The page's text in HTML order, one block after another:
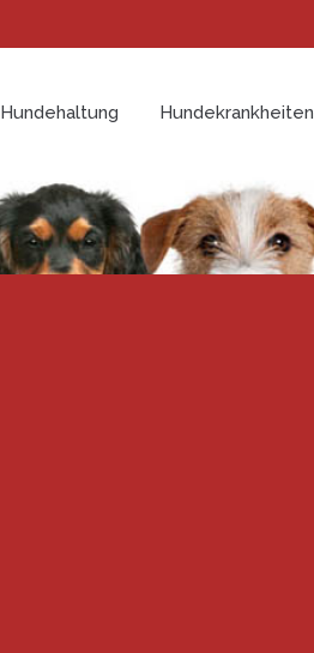
Hundehaltung Hundekrankheiten